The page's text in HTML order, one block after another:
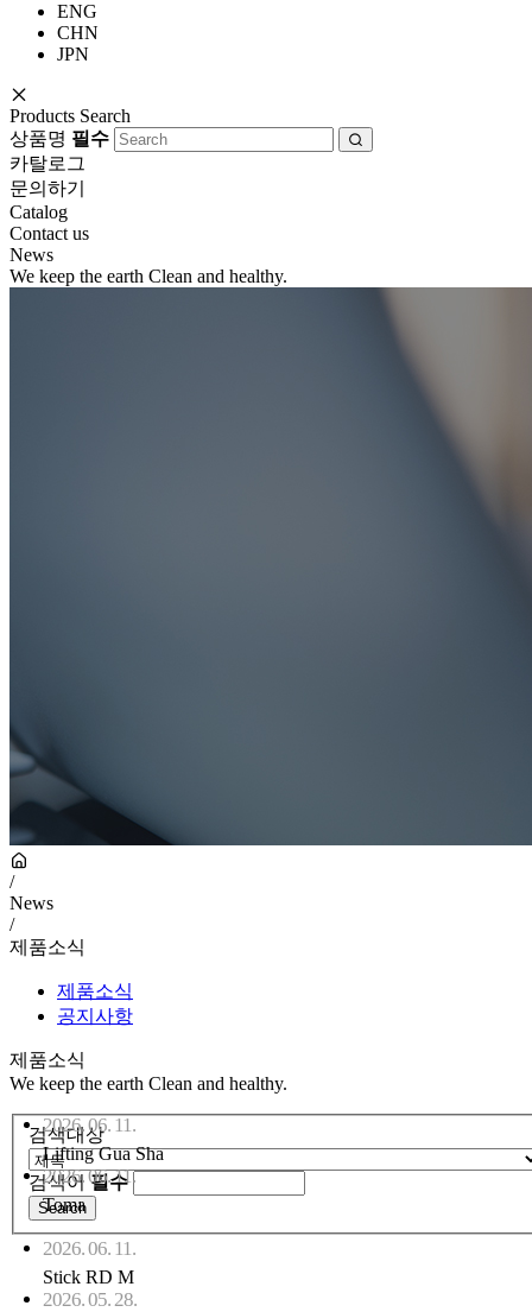
ENG
CHN
JPN
Products Search
상품명 필수
카탈로그
문의하기
Catalog
Contact us
News
We keep the earth Clean and healthy.
/
News
/
제품소식
제품소식
공지사항
제품소식
We keep the earth Clean and healthy.
검색대상
검색어필수
2026. 06. 11.
Lifting Gua Sha
2026. 06. 11.
Toma
2026. 06. 11.
Stick RD M
2026. 05. 28.